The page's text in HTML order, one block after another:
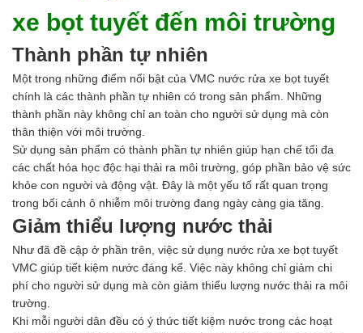
Liên hệ
Tuyển dụng
xe bọt tuyết đến môi trường
Thành phần tự nhiên
Một trong những điểm nổi bật của VMC nước rửa xe bọt tuyết
chính là các thành phần tự nhiên có trong sản phẩm. Những
thành phần này không chỉ an toàn cho người sử dụng mà còn
thân thiện với môi trường.
Sử dụng sản phẩm có thành phần tự nhiên giúp hạn chế tối đa
các chất hóa học độc hại thải ra môi trường, góp phần bảo vệ sức
khỏe con người và động vật. Đây là một yếu tố rất quan trọng
trong bối cảnh ô nhiễm môi trường đang ngày càng gia tăng.
Giảm thiểu lượng nước thải
Như đã đề cập ở phần trên, việc sử dụng nước rửa xe bọt tuyết
VMC giúp tiết kiệm nước đáng kể. Việc này không chỉ giảm chi
phí cho người sử dụng mà còn giảm thiểu lượng nước thải ra môi
trường.
Khi mỗi người dân đều có ý thức tiết kiệm nước trong các hoạt